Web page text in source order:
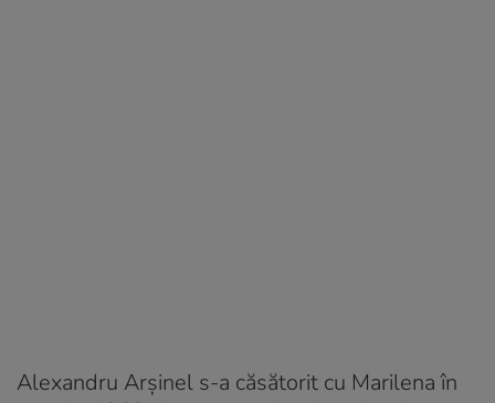
Alexandru Arșinel s-a căsătorit cu Marilena în